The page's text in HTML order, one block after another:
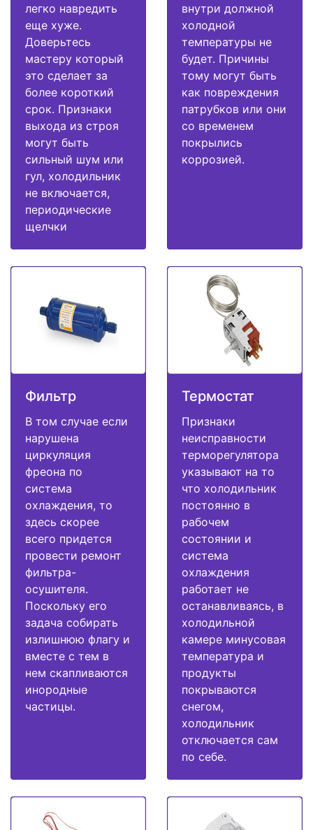
легко навредить
еще хуже.
Доверьтесь
мастеру который
это сделает за
более короткий
срок. Признаки
выхода из строя
могут быть
сильный шум или
гул, холодильник
не включается,
периодические
щелчки
внутри должной
холодной
температуры не
будет. Причины
тому могут быть
как повреждения
патрубков или они
со временем
покрылись
коррозией.
Фильтр
В том случае если
нарушена
циркуляция
фреона по
система
охлаждения, то
здесь скорее
всего придется
провести ремонт
фильтра-
осушителя.
Поскольку его
задача собирать
излишнюю флагу и
вместе с тем в
нем скапливаются
инородные
частицы.
Термостат
Признаки
неисправности
терморегулятора
указывают на то
что холодильник
постоянно в
рабочем
состоянии и
система
охлаждения
работает не
останавливаясь, в
холодильной
камере минусовая
температура и
продукты
покрываются
снегом,
холодильник
отключается сам
по себе.